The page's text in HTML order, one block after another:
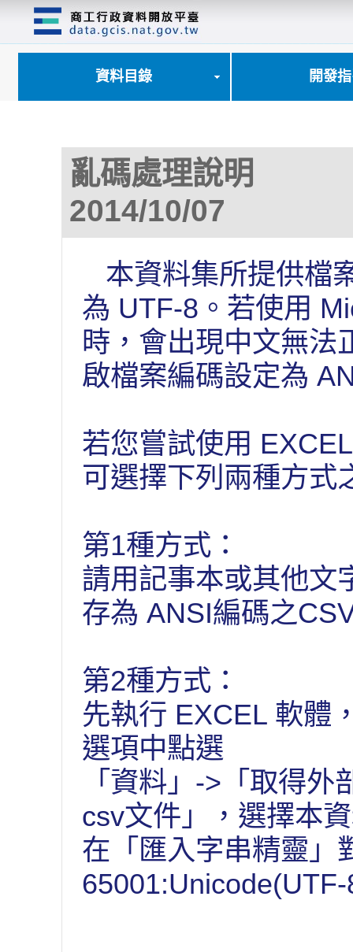
資料目錄 開發
亂碼處理說明
2014/10/07
本資料集所提供檔
為 UTF-8。若使用
時，會出現中文無法
啟檔案編碼設定為
若您嘗試使用
可選擇下列兩種方式
第1種方式：
請用記事本或其他文
存為 ANSI編碼之
第2種方式：
先執行 EXCEL 軟體
選項中點選
「資料」->「取得
csv文件」，選擇本
在「匯入字串精靈」